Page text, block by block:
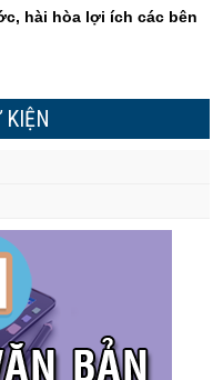
hài hòa lợi ích các bên